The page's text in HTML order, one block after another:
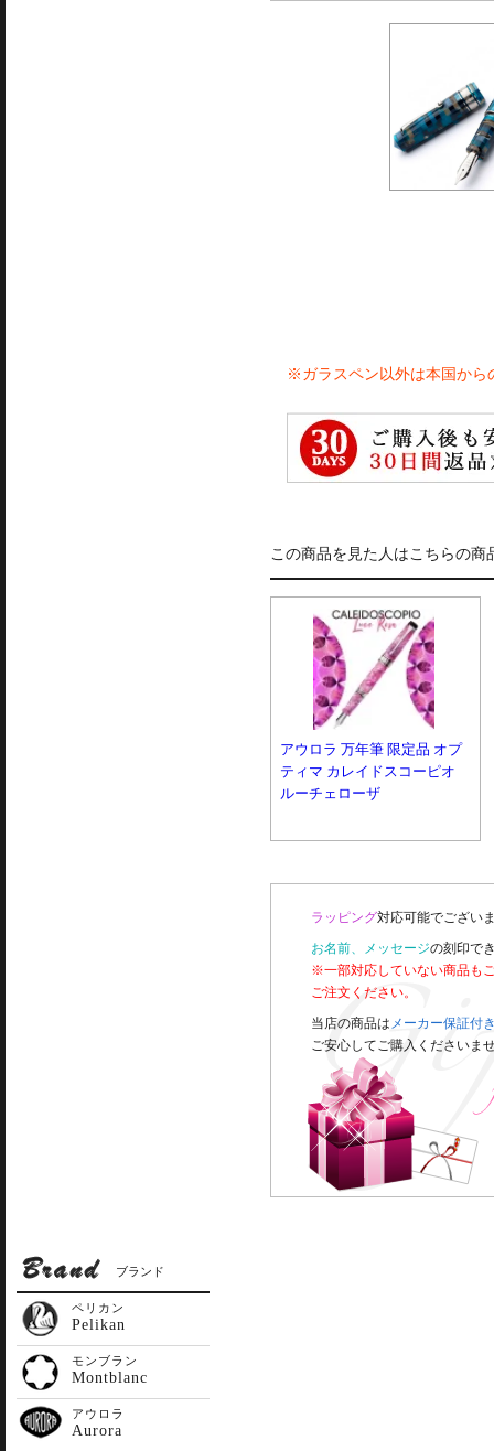
※ガラスペン以外は本国から
この商品を見た人はこちらの商
アウロラ 万年筆 限定品 オプ
ティマ カレイドスコーピオ
ルーチェローザ
ラッピング対応可能でござい
お名前、メッセージの刻印で
※一部対応していない商品も
ご注文ください。
当店の商品は メーカー保証付
ご安心してご購入くださいま
ブランド
ペリカン
Pelikan
モンブラン
Montblanc
アウロラ
Aurora